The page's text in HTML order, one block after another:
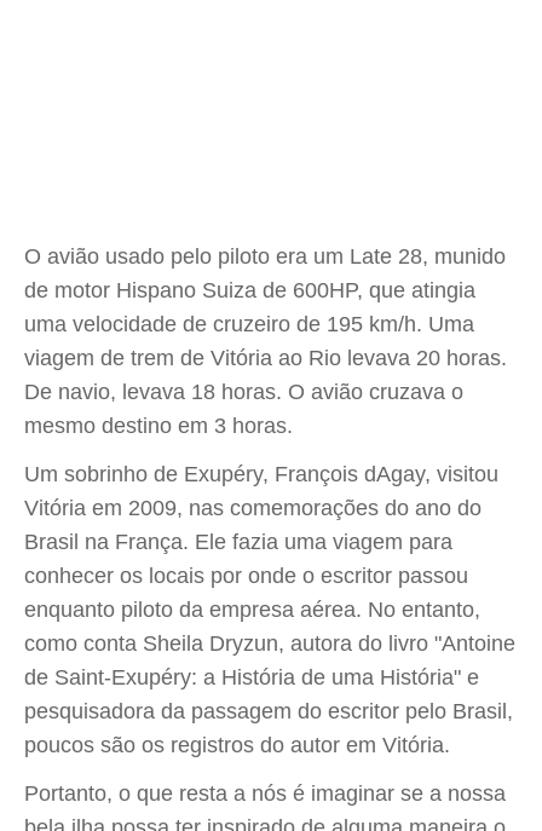
O avião usado pelo piloto era um Late 28, munido
de motor Hispano Suiza de 600HP, que atingia
uma velocidade de cruzeiro de 195 km/h. Uma
viagem de trem de Vitória ao Rio levava 20 horas.
De navio, levava 18 horas. O avião cruzava o
mesmo destino em 3 horas.
Um sobrinho de Exupéry, François dAgay, visitou
Vitória em 2009, nas comemorações do ano do
Brasil na França. Ele fazia uma viagem para
conhecer os locais por onde o escritor passou
enquanto piloto da empresa aérea. No entanto,
como conta Sheila Dryzun, autora do livro "Antoine
de Saint-Exupéry: a História de uma História" e
pesquisadora da passagem do escritor pelo Brasil,
poucos são os registros do autor em Vitória.
Portanto, o que resta a nós é imaginar se a nossa